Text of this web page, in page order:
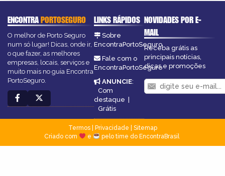
ENCONTRAPORTOSEGURO
O melhor de Porto Seguro
num só lugar! Dicas, onde ir,
o que fazer, as melhores
empresas, locais, serviços e
muito mais no guia Encontra
PortoSeguro.
LINKS RÁPIDOS
Sobre
EncontraPortoSeguro
Fale com o
EncontraPortoSeguro
ANUNCIE:
Com
destaque |
Grátis
NOVIDADES POR E-
MAIL
Receba grátis as
principais notícias,
dicas e promoções
Termos| Privacidade
Sitemap
Criado com
e pelo time do EncontraBrasil